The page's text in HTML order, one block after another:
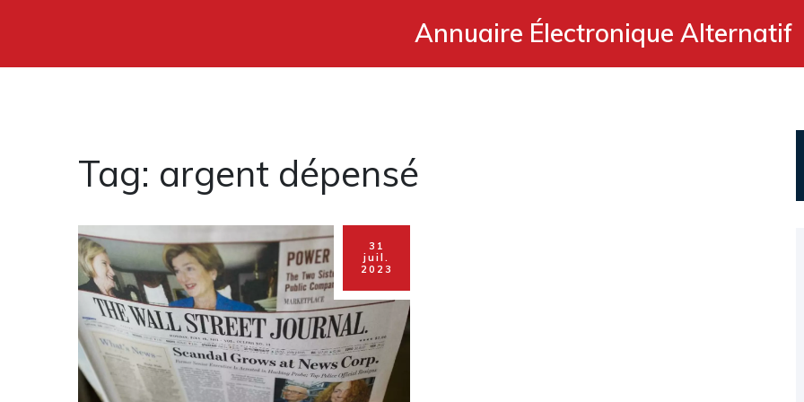
Annuaire Électronique Alternatif
Tag: argent dépensé
31
juil.
2023